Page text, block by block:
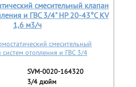
смесительный клапан
и ГВС 3/4" НР 20-43°С KV
1,6 м3/ч
SVM-0020-164320
3/4 дюйм